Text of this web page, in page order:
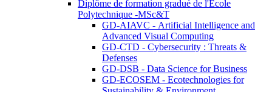
Diplôme de formation gradué de l'Ecole
Polytechnique -MSc&T
GD-AIAVC - Artificial Intelligence and
Advanced Visual Computing
GD-CTD - Cybersecurity : Threats &
Defenses
GD-DSB - Data Science for Business
GD-ECOSEM - Ecotechnologies for